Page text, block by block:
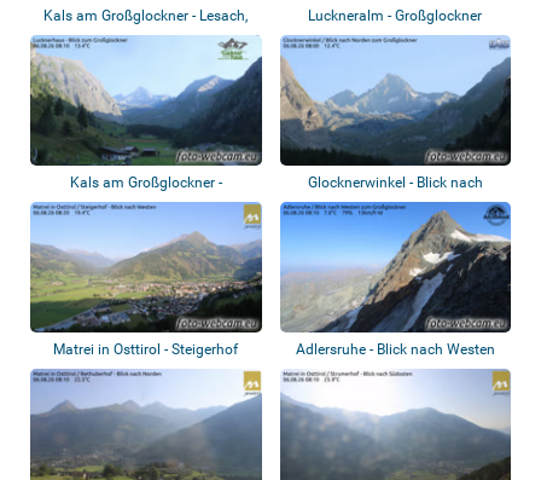
Kals am Großglockner - Lesach,
Kalser Ba...
Luckneralm - Großglockner
Kals am Großglockner -
Lucknerhaus - Bli...
Glocknerwinkel - Blick nach
Norden zum G...
Matrei in Osttirol - Steigerhof
Adlersruhe - Blick nach Westen
zum Großg...